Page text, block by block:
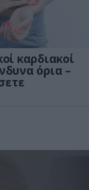
καρδιακοί
όρια –